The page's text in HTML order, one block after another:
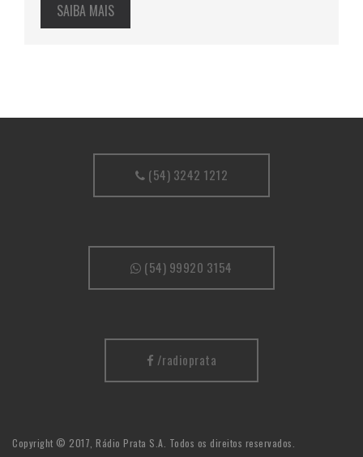
SAIBA MAIS
(54) 3242 1212
(54) 99920 3154
/radioprata
Copyright © 2017, Rádio Prata S.A. Todos os direitos reservados.